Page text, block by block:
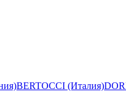
BERTOCCI (Италия)